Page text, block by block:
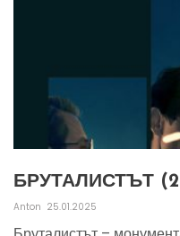
БРУТАЛИСТЪТ
Anton 25.01.2025